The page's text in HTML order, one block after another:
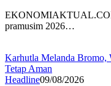
pramusim 2026…
Karhutla Melanda Bromo,
Tetap Aman
Headline09/08/2026